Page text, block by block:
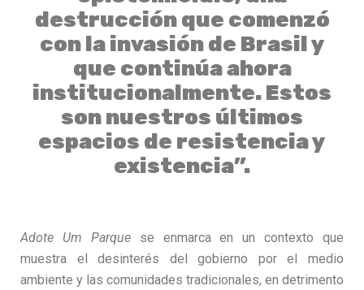
destrucción que comenzó
con la invasión de Brasil y
que continúa ahora
institucionalmente. Estos
son nuestros últimos
espacios de resistencia y
existencia”.
Adote Um Parque se enmarca en un contexto que
muestra el desinterés del gobierno por el medio
ambiente y las comunidades tradicionales, en detrimento